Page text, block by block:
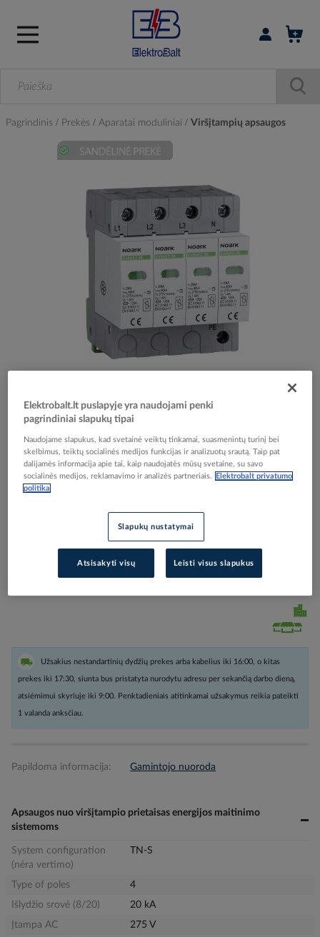
Prisijungti /
Pagrindinis Prekės Aparatai moduliniai Viršįtampių apsaugos
the
the
images
gallery
Apsauga viršįtampių 4P C 20kA 2 tipo Ex9UE2 20 4P
275 - NOARK
Elektrobalt prekės kodas
084846
Gamintojo prekės kodas
Užsakius nestandartinių dydžių prekes arba kabelius iki 16:00, o kitas
prekes iki 17:30, siunta bus pristatyta nurodytu adresu per sekančią darbo dieną,
atsiėmimui skyriuje iki 9:00. Penktadieniais atitinkamai užsakymus reikia pateikti
1 valanda anksčiau.
Papildoma informacija: Gamintojo nuoroda
Apsaugos nuo viršįtampio prietaisas energijos maitinimo
sistemoms
System configuration
(nėra vertimo)
TN-S
Type of poles
4
Išlydžio srovė (8/20)
20 kA
Įtampa AC
275 V
Elektrobalt.lt puslapyje yra naudojami penki
pagrindiniai slapukų tipai
Naudojame slapukus, kad svetainė veiktų tinkamai, suasmenintų turinį bei
skelbimus, teiktų socialinės medijos funkcijas ir analizuotų srautą. Taip pat
dalijamės informacija apie tai, kaip naudojatės mūsų svetaine, su savo
socialinės medijos, reklamavimo ir analizės partneriais.
Elektrobalt privatumo
politika
Slapukų nustatymai
Atsisakyti visų Leisti visus slapukus